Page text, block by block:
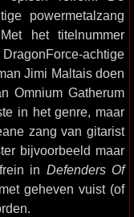
powermetalzang
het titelnummer
achtige
Jimi Maltais doen
Omnium Gatherum
in het genre, maar
zang van gitarist
bijvoorbeeld maar
in Defenders Of
geheven vuist (of